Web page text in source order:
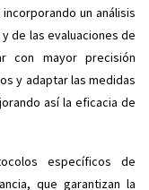
incorporando un análisis
de las evaluaciones de
con mayor precisión
y adaptar las medidas
así la eficacia de
específicos de
que garantizan la